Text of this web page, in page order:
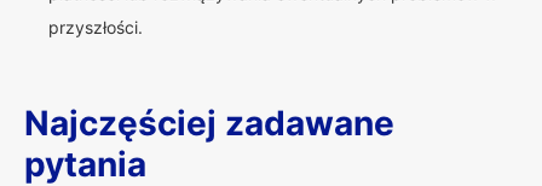
przyszłości.
Najczęściej zadawane
pytania